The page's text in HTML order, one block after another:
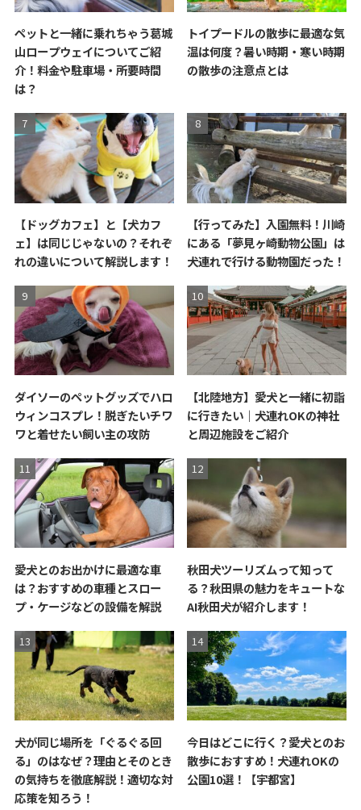
ペットと一緒に乗れちゃう葛城
山ロープウェイについてご紹
介！料金や駐車場・所要時間
は？
トイプードルの散歩に最適な気
温は何度？暑い時期・寒い時期
の散歩の注意点とは
【ドッグカフェ】と【犬カフ
ェ】は同じじゃないの？それぞ
れの違いについて解説します！
【行ってみた】入園無料！川崎
にある「夢見ヶ崎動物公園」は
犬連れで行ける動物園だった！
ダイソーのペットグッズでハロ
ウィンコスプレ！脱ぎたいチワ
ワと着せたい飼い主の攻防
【北陸地方】愛犬と一緒に初詣
に行きたい｜犬連れOKの神社
と周辺施設をご紹介
愛犬とのお出かけに最適な車
は？おすすめの車種とスロー
プ・ケージなどの設備を解説
秋田犬ツーリズムって知って
る？秋田県の魅力をキュートな
AI秋田犬が紹介します！
犬が同じ場所を「ぐるぐる回
る」のはなぜ？理由とそのとき
の気持ちを徹底解説！適切な対
応策を知ろう！
今日はどこに行く？愛犬とのお
散歩におすすめ！犬連れOKの
公園10選！【宇都宮】